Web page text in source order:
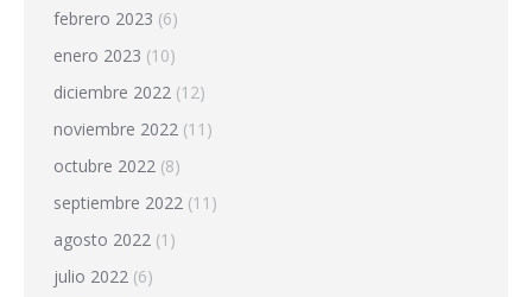
febrero 2023 (6)
enero 2023 (10)
diciembre 2022 (12)
noviembre 2022 (11)
octubre 2022 (8)
septiembre 2022 (11)
agosto 2022 (1)
julio 2022 (6)